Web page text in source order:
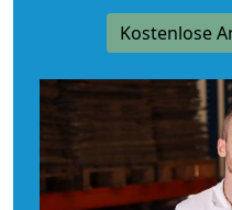
Kostenlose